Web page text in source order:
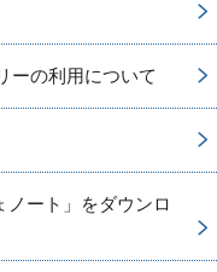
ーの利用について
ノート」をダウンロ